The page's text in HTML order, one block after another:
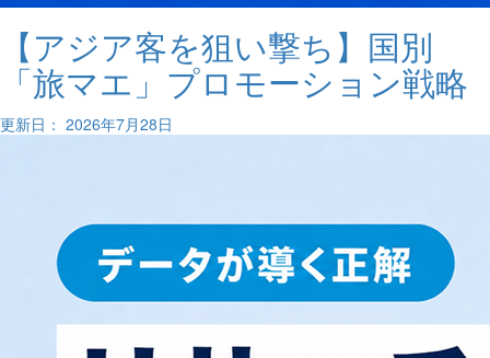
【アジア客を狙い撃ち】国別
「旅マエ」プロモーション戦略
更新日： 2026年7月28日